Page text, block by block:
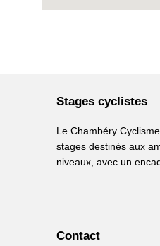
Stages cyclistes
Le Chambéry
stages destinés aux
niveaux, avec un
Contact